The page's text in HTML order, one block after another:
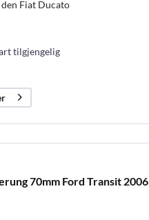
Fiat Ducato
tilgjengelig
70mm Ford Transit 2006